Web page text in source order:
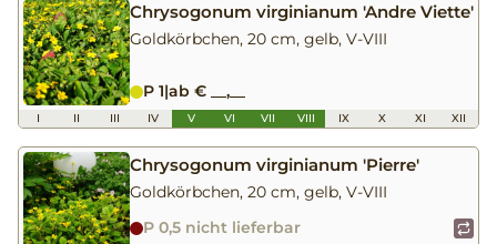
Chrysogonum virginianum 'Andre Viette'
Goldkörbchen, 20 cm, gelb, V-VIII
P 1|ab € __,__
I II III IV V VI VII VIII IX X XI XII
Chrysogonum virginianum 'Pierre'
Goldkörbchen, 20 cm, gelb, V-VIII
P 0,5 nicht lieferbar